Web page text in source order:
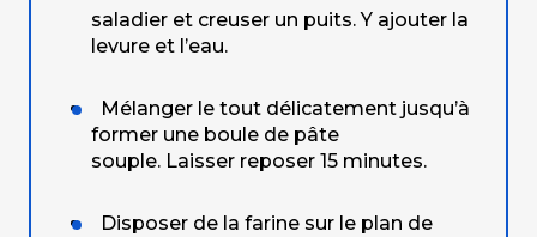
saladier et creuser un puits. Y ajouter la
levure et l’eau.
Mélanger le tout délicatement jusqu’à
former une boule de pâte
souple. Laisser reposer 15 minutes.
Disposer de la farine sur le plan de